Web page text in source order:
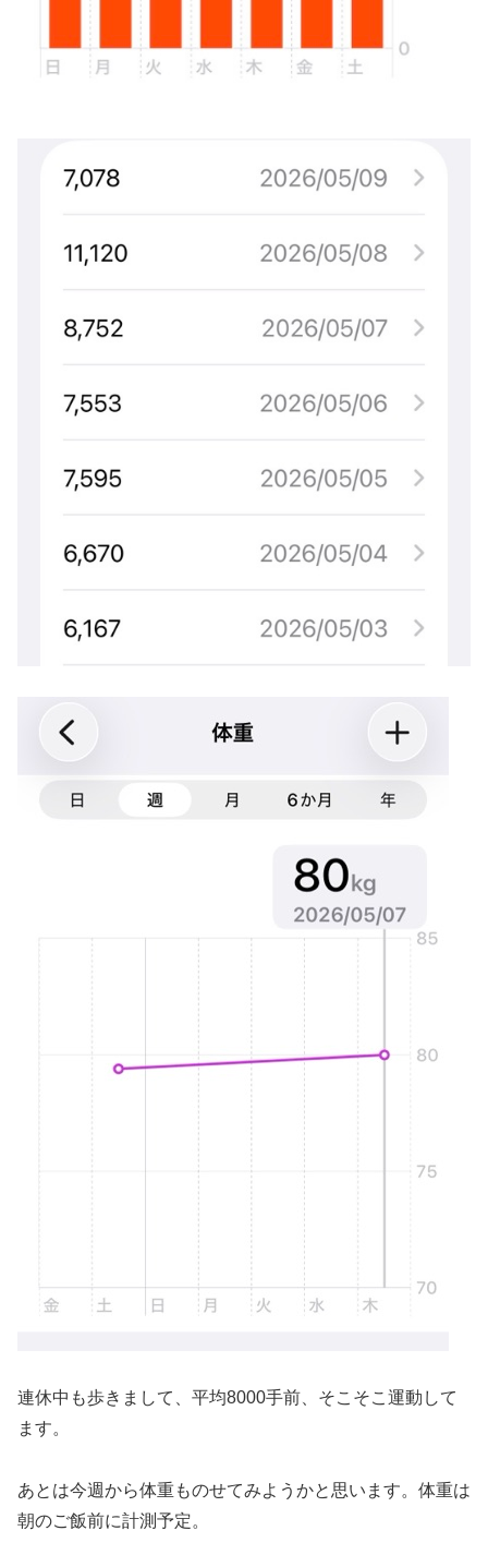
連休中も歩きまして、平均8000手前、そこそこ運動して
ます。
あとは今週から体重ものせてみようかと思います。体重は
朝のご飯前に計測予定。